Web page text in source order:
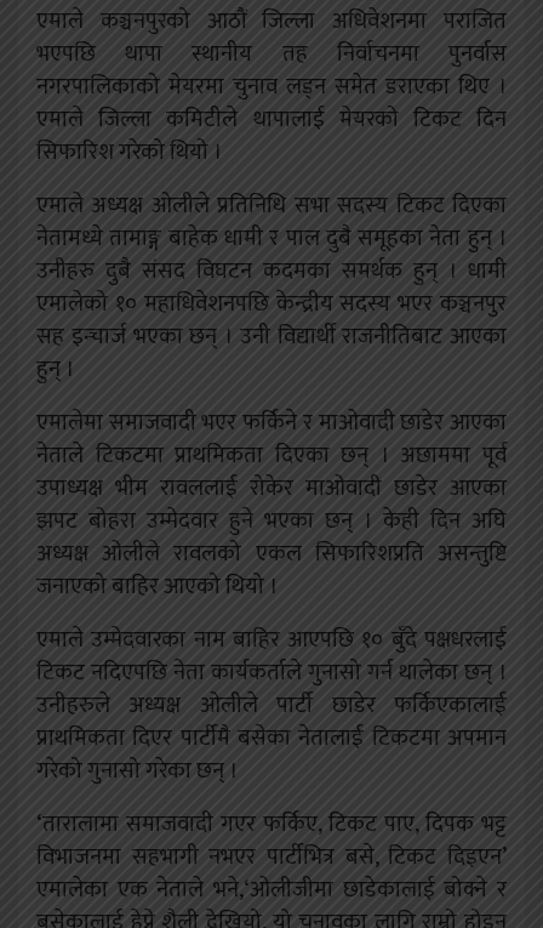
एमाले कञ्चनपुरको आठौं जिल्ला अधिवेशनमा पराजित
भएपछि थापा स्थानीय तह निर्वाचनमा पुनर्वास
नगरपालिकाको मेयरमा चुनाव लड्न समेत डराएका थिए ।
एमाले जिल्ला कमिटीले थापालाई मेयरको टिकट दिन
सिफारिश गरेको थियो ।
एमाले अध्यक्ष ओलीले प्रतिनिधि सभा सदस्य टिकट दिएका
नेतामध्ये तामाङ्ग बाहेक धामी र पाल दुबै समूहका नेता हुन् ।
उनीहरु दुबै संसद विघटन कदमका समर्थक हुन् । धामी
एमालेको १० महाधिवेशनपछि केन्द्रीय सदस्य भएर कञ्चनपुर
सह इन्चार्ज भएका छन् । उनी विद्यार्थी राजनीतिबाट आएका
हुन् ।
एमालेमा समाजवादी भएर फर्किने र माओवादी छाडेर आएका
नेताले टिकटमा प्राथमिकता दिएका छन् । अछाममा पूर्व
उपाध्यक्ष भीम रावललाई रोकेर माओवादी छाडेर आएका
झपट बोहरा उम्मेदवार हुने भएका छन् । केही दिन अघि
अध्यक्ष ओलीले रावलको एकल सिफारिशप्रति असन्तुष्टि
जनाएको बाहिर आएको थियो ।
एमाले उम्मेदवारका नाम बाहिर आएपछि १० बुँदे पक्षधरलाई
टिकट नदिएपछि नेता कार्यकर्ताले गुनासो गर्न थालेका छन् ।
उनीहरुले अध्यक्ष ओलीले पार्टी छाडेर फर्किएकालाई
प्राथमिकता दिएर पार्टीमै बसेका नेतालाई टिकटमा अपमान
गरेको गुनासो गरेका छन् ।
‘तारालामा समाजवादी गएर फर्किए, टिकट पाए, दिपक भट्ट
विभाजनमा सहभागी नभएर पार्टीभित्र बसे, टिकट दिइएन’
एमालेका एक नेताले भने,‘ओलीजीमा छाडेकालाई बोक्ने र